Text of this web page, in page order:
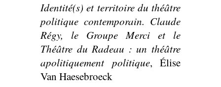
révolutionnaire pour
discuter la question de
l’engagement –
Commune (Paris, 1871)
de Peter Watkins’
Identité(s) et territoire du théâtre
politique contemporain. Claude
Régy, le Groupe Merci et le
Théâtre du Radeau : un théâtre
apolitiquement politique, Élise
Van Haesebroeck